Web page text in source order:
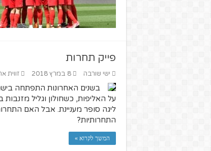
פייק תחרות
ישי שורבה 8 במרץ 2018 זווית
בשנים האחרונות התפתחה
על האליפות, כשחולון וגליל
ליגה סופר מעניינת. אבל האם
התחרותיות?
המשך לקרוא »